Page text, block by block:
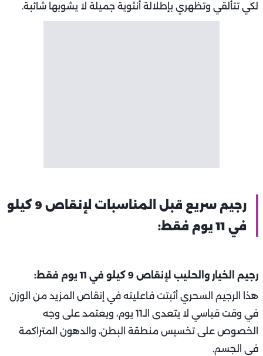
لكي تتألقي وتظهري بإطلالة أنثوية جميلة لا يشوبها شائبة.
رجيم سريع قبل المناسبات لإنقاص 9 كيلو
في 11 يوم فقط:
رجيم الخيار والحليب لإنقاص 9 كيلو في 11 يوم فقط:
هذا الرجيم السحري أثبتت فاعليته في إنقاص المزيد من الوزن
في وقت قياسي لا يتعدى الـ11 يوم، ويعتمد على وجه
الخصوص على تخسيس منطقة البطن، والدهون المتراكمة
في الجسم.